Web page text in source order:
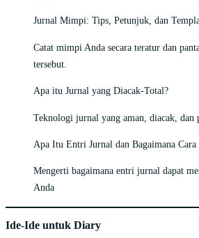
Jurnal Mimpi: Tips, Petunjuk, dan
Catat mimpi Anda secara teratur dan
tersebut.
Apa itu Jurnal yang Diacak-Total?
Teknologi jurnal yang aman, diacak, dan
Apa Itu Entri Jurnal dan Bagaimana Cara
Mengerti bagaimana entri jurnal dapat
Anda
Ide-Ide untuk Diary